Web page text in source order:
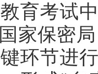
育考试
家保密
环节进